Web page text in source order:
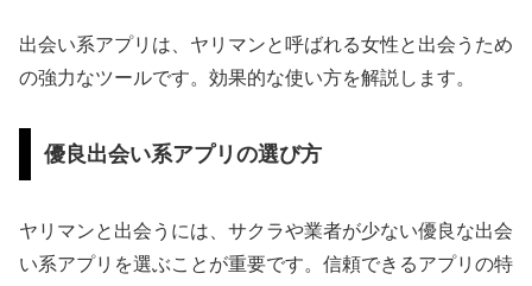
出会い系アプリは、ヤリマンと呼ばれる女性と出会うため
の強力なツールです。効果的な使い方を解説します。
優良出会い系アプリの選び方
ヤリマンと出会うには、サクラや業者が少ない優良な出会
い系アプリを選ぶことが重要です。信頼できるアプリの特